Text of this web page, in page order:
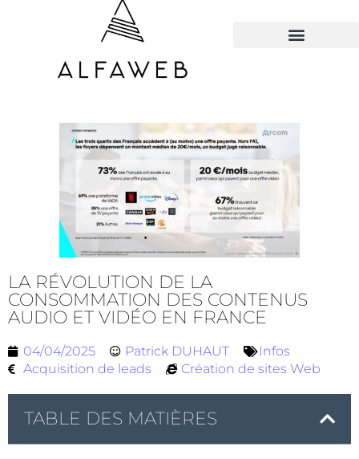
LA RÉVOLUTION DE LA
CONSOMMATION DES CONTENUS
AUDIO ET VIDÉO EN FRANCE
04/04/2025 Patrick DUHAUT
Infos
Acquisition de leads
Création de sites Web
TABLE DES MATIÈRES